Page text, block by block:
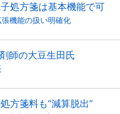
処方箋は基本機能で可
機能の扱い明確化
師の大豆生田氏
方箋料も“減算脱出”